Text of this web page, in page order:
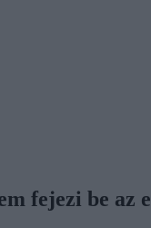
fejezi be az